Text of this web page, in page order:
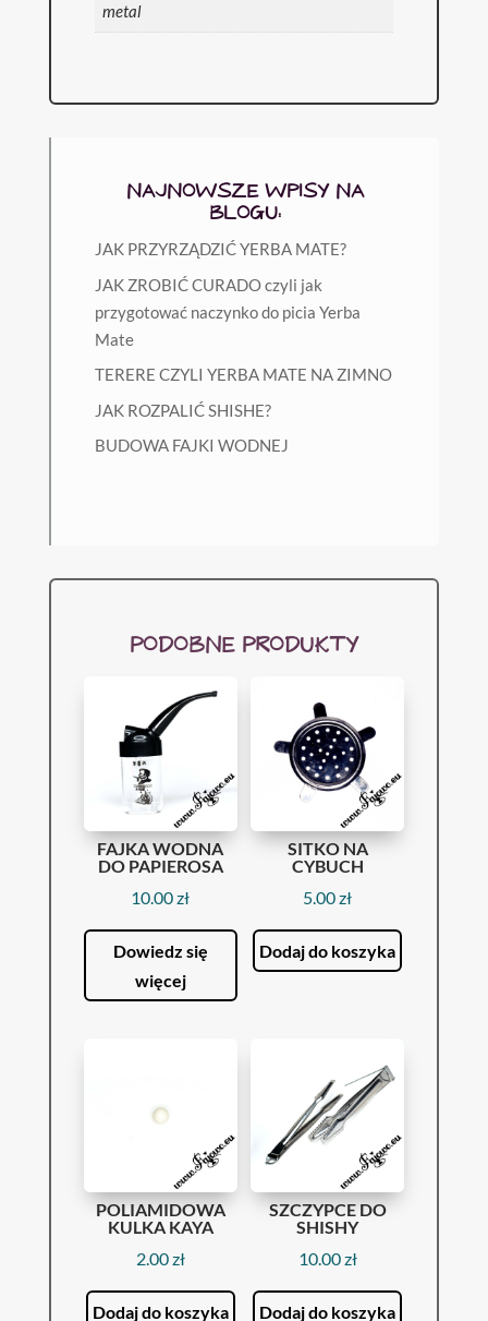
metal
NAJNOWSZE WPISY NA
BLOGU:
JAK PRZYRZĄDZIĆ YERBA MATE?
JAK ZROBIĆ CURADO czyli jak
przygotować naczynko do picia Yerba
Mate
TERERE CZYLI YERBA MATE NA ZIMNO
JAK ROZPALIĆ SHISHE?
BUDOWA FAJKI WODNEJ
PODOBNE PRODUKTY
FAJKA WODNA
DO PAPIEROSA
10.00zł
Dowiedz się
więcej
SITKO NA
CYBUCH
5.00zł
Dodaj do koszyka
POLIAMIDOWA
KULKA KAYA
2.00zł
Dodaj do koszyka
SZCZYPCE DO
SHISHY
10.00zł
Dodaj do koszyka